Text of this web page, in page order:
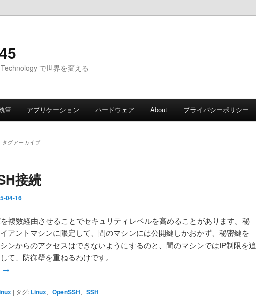
で世界を変える
筆 アプリケーション ハードウェア About プライバシーポリシー
タグアーカイブ
接続
04-16
複数経由させることでセキュリティレベルを高めることがあります。秘
アントマシンに限定して、間のマシンには公開鍵しかおかず、秘密鍵を
ンからのアクセスはできないようにするのと、間のマシンではIP制限を追
て、防御壁を重ねるわけです。
→
| タグ: Linux OpenSSH SSH